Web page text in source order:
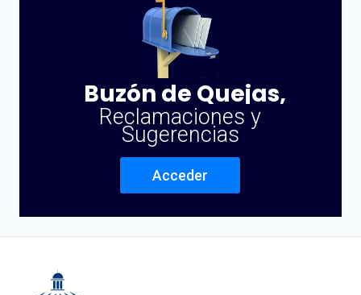
Buzón de Quejas,
Reclamaciones y
Sugerencias
Acceder